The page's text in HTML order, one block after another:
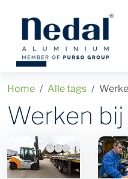
Home Alle tags
Werken bij